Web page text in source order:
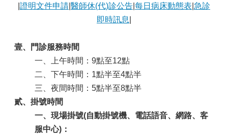
證明文件申請 醫師休(代)診公告 每日病床動態表 急診
即時訊息
壹、門診服務時間
一、上午時間：9點至12點
二、下午時間：1點半至4點半
三、夜間時間：5點半至8點半
貳、掛號時間
一、現場掛號(自動掛號機、電話語音、網路、客
服中心)：